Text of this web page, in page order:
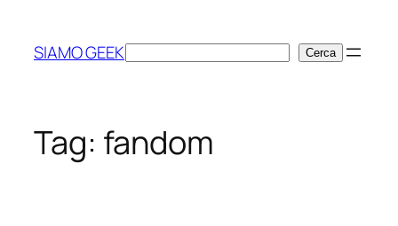
contenuto
SIAMO GEEKCerca Cerca
Tag: fandom